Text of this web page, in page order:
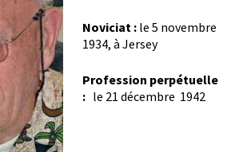
Noviciat : le 5 novembre
1934, à Jersey
Profession perpétuelle
: le 21 décembre 1942